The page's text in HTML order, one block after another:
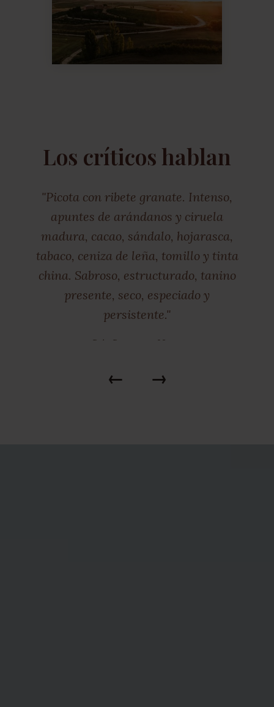
Los críticos hablan
"Picota con ribete granate. Intenso,
apuntes de arándanos y ciruela
madura, cacao, sándalo, hojarasca,
tabaco, ceniza de leña, tomillo y tinta
china. Sabroso, estructurado, tanino
presente, seco, especiado y
persistente."
Guía Gourmets: 92 pts.
← →